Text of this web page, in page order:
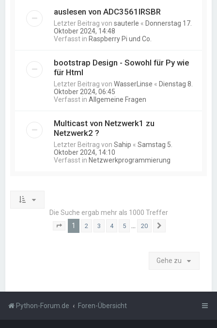
auslesen von ADC3561IRSBR
Letzter Beitrag vonsauterle « Donnerstag 17.
Oktober 2024, 14:48
Verfasst in Raspberry Pi und Co.
bootstrap Design - Sowohl für Py wie
für Html
Letzter Beitrag vonWasserLinse « Dienstag 8.
Oktober 2024, 06:45
Verfasst inAllgemeine Fragen
Multicast von Netzwerk1 zu
Netzwerk2 ?
Letzter Beitrag vonSahip «Samstag 5.
Oktober 2024, 14:10
Verfasst in Netzwerkprogrammierung
Die Suche ergab mehr als 1000 Treffer
Seite von 20
1 2 3 4 5 … 20
Gehe zu
Python-Forum.de Foren-Übersicht